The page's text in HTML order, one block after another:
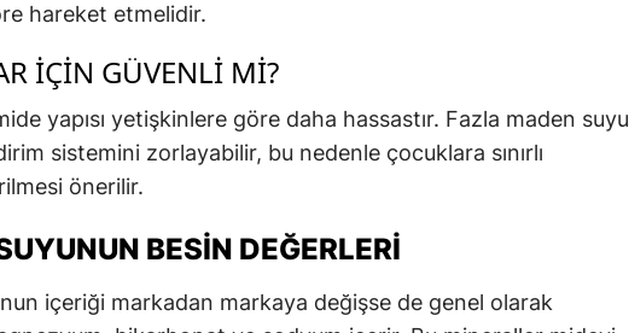
hareket etmelidir.
İÇIN GÜVENLI MI?
yapısı yetişkinlere göre daha hassastır. Fazla maden suyu
sistemini zorlayabilir, bu nedenle çocuklara sınırlı
önerilir.
BESIN DEĞERLERI
içeriği markadan markaya değişse de genel olarak